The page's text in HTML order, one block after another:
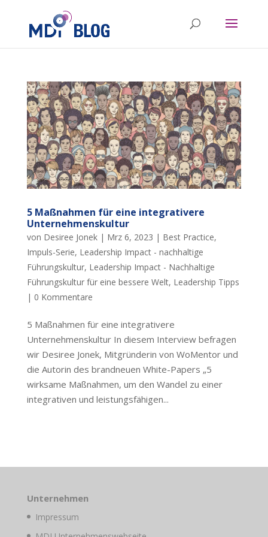
5 Maßnahmen für eine integrativere
Unternehmenskultur
von Desiree Jonek| Mrz 6, 2023 | Best Practice,
Impuls-Serie, Leadership Impact - nachhaltige
Führungskultur, Leadership Impact - Nachhaltige
Führungskultur für eine bessere Welt, Leadership Tipps
| 0 Kommentare
5 Maßnahmen für eine integrativere
Unternehmenskultur In diesem Interview befragen
wir Desiree Jonek, Mitgründerin von WoMentor und
die Autorin des brandneuen White-Papers „5
wirksame Maßnahmen, um den Wandel zu einer
integrativen und leistungsfähigen...
Unternehmen
Impressum